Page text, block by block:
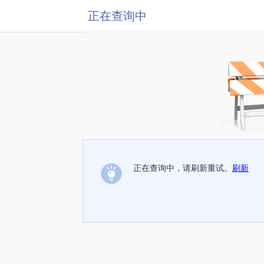
正在查询中
正在查询中，请刷新重试。 刷新